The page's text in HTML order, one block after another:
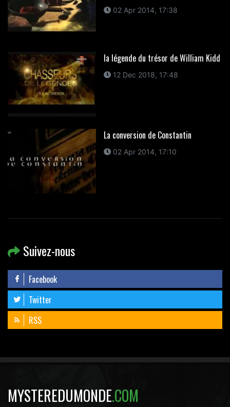
02 Apr 2014, 17:38
la légende du trésor de William Kidd
12 Dec 2018, 17:48
La conversion de Constantin
02 Apr 2014, 17:10
Suivez-nous
Facebook
Twitter
RSS
MYSTEREDUMONDE.COM